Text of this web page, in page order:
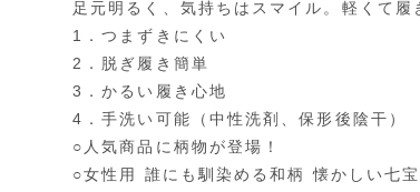
足元明るく、気持ちはスマイル。軽くて
1．つまずきにくい
2．脱ぎ履き簡単
3．かるい履き心地
4．手洗い可能（中性洗剤、保形後陰干）
○人気商品に柄物が登場！
○女性用 誰にも馴染める和柄 懐かしい七